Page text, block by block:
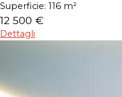
Superficie: 116 m²
12 500 €
Dettagli